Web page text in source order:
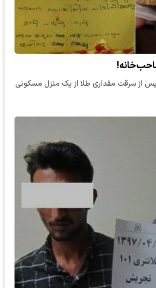
از سرقت مقداری طلا از یک منزل مسکونی